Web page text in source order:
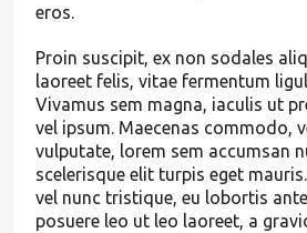
eros.
Proin suscipit, ex non sodales
laoreet felis, vitae fermentum
Vivamus sem magna, iaculis ut
vel ipsum. Maecenas commodo,
vulputate, lorem sem accumsan
scelerisque elit turpis eget
vel nunc tristique, eu lobortis
posuere leo ut leo laoreet, a